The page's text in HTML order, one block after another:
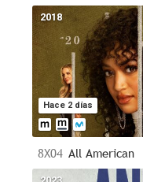
Hace 2 días
2018
8X04 All American